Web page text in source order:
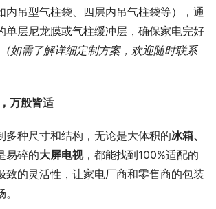
内吊型气柱袋、四层内吊气柱袋等），通
单层尼龙膜或气柱缓冲层，确保家电完好
(如需了解详细定制方案，欢迎随时联系
万般皆适
多种尺寸和结构，无论是大体积的冰箱、
易碎的大屏电视，都能找到100%适配的
致的灵活性，让家电厂商和零售商的包装